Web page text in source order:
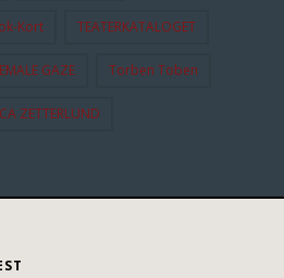
Kort TEATERKATALOGET
GAZE Torben Toben
ZETTERLUND